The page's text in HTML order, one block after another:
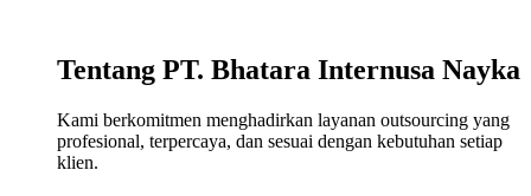
Tentang PT. Bhatara Internusa Nayka
Kami berkomitmen menghadirkan layanan outsourcing yang
profesional, terpercaya, dan sesuai dengan kebutuhan setiap
klien.